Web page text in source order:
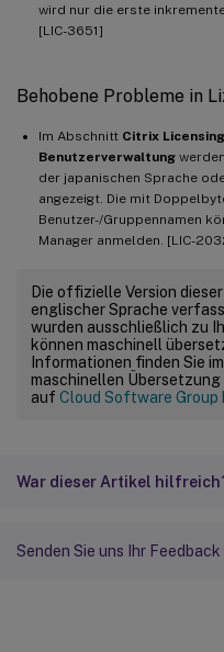
wird nur die erste
[LIC-3651]
Behobene Probleme in
Im Abschnitt Citrix
Benutzerverwaltung
der japanischen Sprache
angezeigt. Die mit
Benutzer-/Gruppennamen
Manager anmelden. [LIC-
Die offizielle Version
englischer Sprache
wurden ausschließlich zu
können maschinell
Informationen finden Sie
maschinellen
auf Cloud Software Group
War dieser Artikel
Senden Sie uns Ihr Feedback